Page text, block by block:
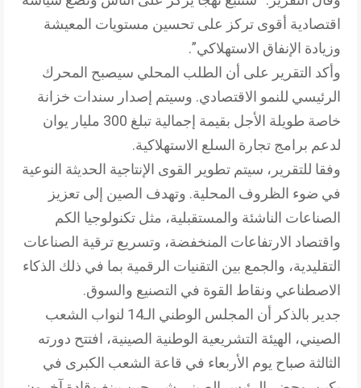
اقتصادية أقوى تركز على تحسين مستويات المعيشة
وزيادة الإنفاق الاستهلاكي”.
وأكد التقرير على أن الطلب المحلي سيصبح المحرك
الرئيسي للنمو الاقتصادي. وسيتم إصدار سندات خزانة
خاصة طويلة الأجل بقيمة إجمالية تبلغ 300 مليار يوان
لدعم برامج تجارة السلع الاستهلاكية.
وفقا للتقرير، سيتم تطوير القوى الإنتاجية الحديثة النوعية
في ضوء الظروف المحلية. وتهدف الصين إلى تعزيز
الصناعات الناشئة والمستقبلية، مثل تكنولوجيا الكم
واقتصاد الارتفاعات المنخفضة، وتسريع ترقية الصناعات
التقليدية، والجمع بين التقنيات الرقمية بما في ذلك الذكاء
الاصطناعي ونقاط القوة في التصنيع والسوق.
جدير بالذكر أن المجلس الوطني الـ14 لنواب الشعب
الصيني، الهيئة التشريعية الوطنية الصينية، افتتح دورته
الثالثة صباح يوم الأربعاء في قاعة الشعب الكبرى في